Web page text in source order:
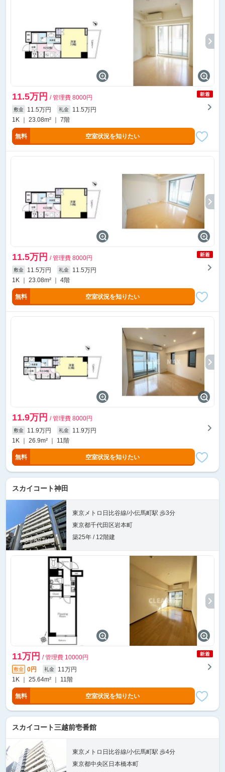
11.5万円 / 管理費 8000円
敷金 11.5万円 礼金
11.5万円
1K ｜ 23.08m² ｜ 7階
無料 空室状況を知りたい
11.5万円 / 管理費 8000円
敷金 11.5万円 礼金
11.5万円
1K ｜ 23.08m² ｜ 4階
無料 空室状況を知りたい
11.9万円 / 管理費 8000円
敷金 11.9万円 礼金
11.9万円
1K ｜ 26.9m² ｜ 11階
無料 空室状況を知りたい
スカイコート神田
東京メトロ日比谷線/小伝馬町駅 歩3分
東京都千代田区岩本町
築25年 / 12階建
11万円 / 管理費 10000円
敷金 0円 礼金
11万円
1K ｜ 25.64m² ｜ 11階
無料 空室状況を知りたい
スカイコート三越前壱番館
東京メトロ日比谷線/小伝馬町駅 歩4分
東京都中央区日本橋本町